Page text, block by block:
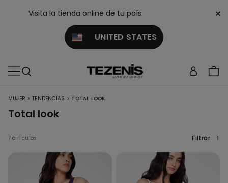
Visita la tienda online de tu país:
UNITED STATES
×
MUJER > TENDENCIAS > TOTAL LOOK
Total look
7 artículos Filtrar